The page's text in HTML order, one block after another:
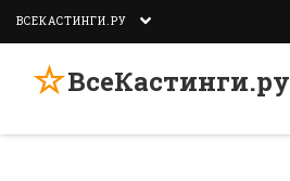
ВСЕКАСТИНГИ.РУ
☆ВсеКастинги.ру